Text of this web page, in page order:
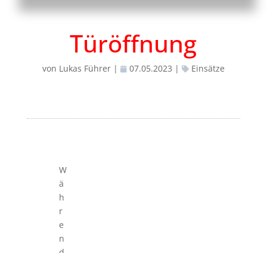
Türöffnung
von Lukas Führer| 07.05.2023 | Einsätze
W
ä
h
r
e
n